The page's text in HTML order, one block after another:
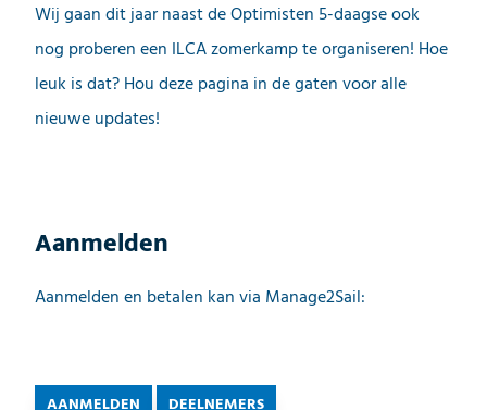
Wij gaan dit jaar naast de Optimisten 5-daagse ook
nog proberen een ILCA zomerkamp te organiseren! Hoe
leuk is dat? Hou deze pagina in de gaten voor alle
nieuwe updates!
Aanmelden
Aanmelden en betalen kan via Manage2Sail: